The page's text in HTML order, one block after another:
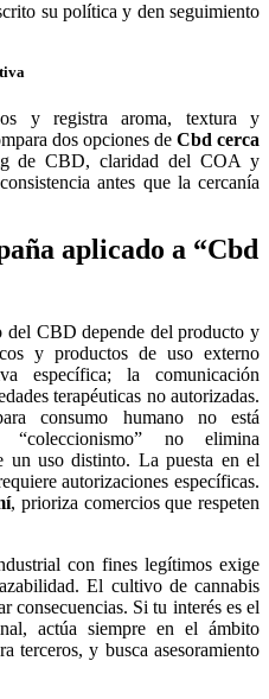
su política y den seguimiento
y registra aroma, textura y
dos opciones de Cbd cerca
de CBD, claridad del COA y
antes que la cercanía
aplicado a “Cbd
del CBD depende del producto y
y productos de uso externo
específica; la comunicación
terapéuticas no autorizadas.
consumo humano no está
“coleccionismo” no elimina
un uso distinto. La puesta en el
autorizaciones específicas.
, prioriza comercios que respeten
con fines legítimos exige
El cultivo de cannabis
consecuencias. Si tu interés es el
actúa siempre en el ámbito
terceros, y busca asesoramiento